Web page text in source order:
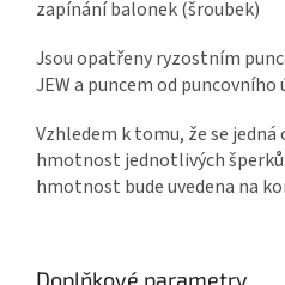
zapínání balonek (šroubek)
Jsou opatřeny ryzostním
JEW a puncem od puncovního
Vzhledem k tomu, že se jedná
hmotnost jednotlivých
hmotnost bude uvedena na
Doplňkové parametry